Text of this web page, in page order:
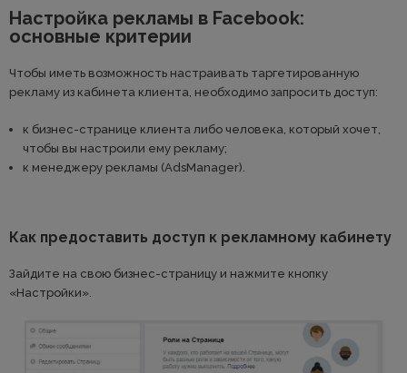
Настройка рекламы в Facebook:
основные критерии
Чтобы иметь возможность настраивать таргетированную
рекламу из кабинета клиента, необходимо запросить доступ:
к бизнес-странице клиента либо человека, который хочет,
чтобы вы настроили ему рекламу;
к менеджеру рекламы (AdsManager).
Как предоставить доступ к рекламному кабинету
Зайдите на свою бизнес-страницу и нажмите кнопку
«Настройки».